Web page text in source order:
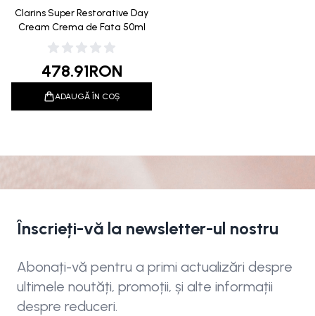
Clarins Super Restorative Day
Cream Crema de Fata 50ml
478.91RON
ADAUGĂ ÎN COȘ
Înscrieți-vă la newsletter-ul nostru
Abonați-vă pentru a primi actualizări despre
ultimele noutăți, promoții, și alte informații
despre reduceri.